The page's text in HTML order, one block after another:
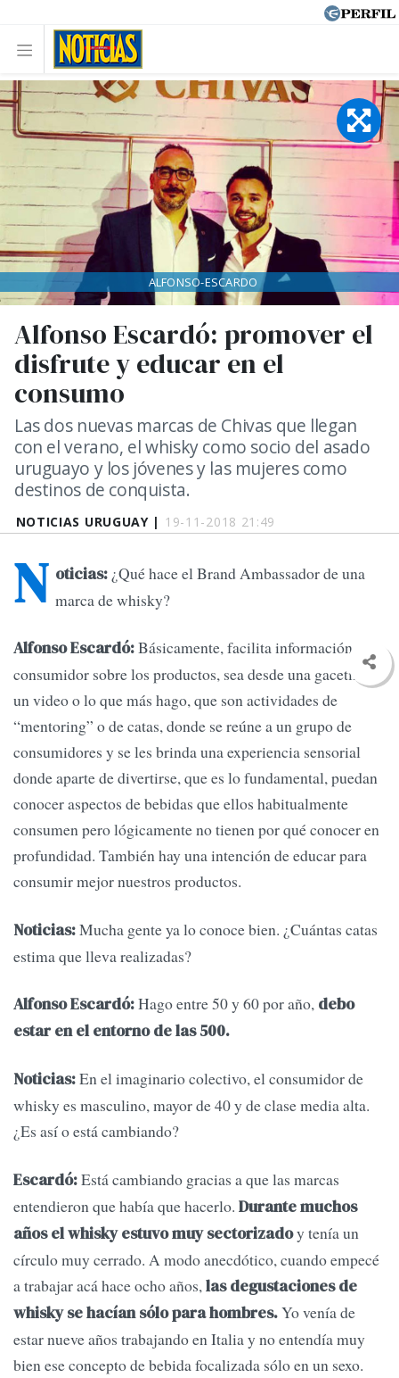
NOTICIAS URUGUAY | 19-11-2018 21:49
Alfonso Escardó: promover el
disfrute y educar en el
consumo
Las dos nuevas marcas de Chivas que llegan
con el verano, el whisky como socio del asado
uruguayo y los jóvenes y las mujeres como
destinos de conquista.
ALFONSO-ESCARDO
N oticias: ¿Qué hace el Brand Ambassador de una
marca de whisky?
Alfonso Escardó:Básicamente, facilita información al
consumidor sobre los productos, sea desde una gacetilla,
un video o lo que más hago, que son actividades de
“mentoring” o de catas, donde se reúne a un grupo de
consumidores y se les brinda una experiencia sensorial
donde aparte de divertirse, que es lo fundamental, puedan
conocer aspectos de bebidas que ellos habitualmente
consumen pero lógicamente no tienen por qué conocer en
profundidad. También hay una intención de educar para
consumir mejor nuestros productos.
Noticias:Mucha gente ya lo conoce bien. ¿Cuántas catas
estima que lleva realizadas?
Alfonso Escardó:Hago entre 50 y 60 por año, debo
estar en el entorno de las 500.
Noticias:En el imaginario colectivo, el consumidor de
whisky es masculino, mayor de 40 y de clase media alta.
¿Es así o está cambiando?
Escardó:Está cambiando gracias a que las marcas
entendieron que había que hacerlo. Durante muchos
años el whisky estuvo muy sectorizadoy tenía un
círculo muy cerrado. A modo anecdótico, cuando empecé
a trabajar acá hace ocho años,las degustaciones de
whisky se hacían sólo para hombres.Yo venía de
estar nueve años trabajando en Italia y no entendía muy
bien ese concepto de bebida focalizada sólo en un sexo.